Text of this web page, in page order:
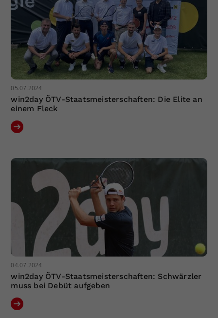
05.07.2024
win2day ÖTV-Staatsmeisterschaften: Die Elite an
einem Fleck
04.07.2024
win2day ÖTV-Staatsmeisterschaften: Schwärzler
muss bei Debüt aufgeben